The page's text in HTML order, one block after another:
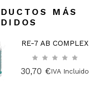
MÁS
RE-7 AB COMPLEX
30,70 €IVA Incluido